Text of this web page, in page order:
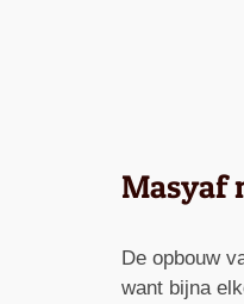
Masyaf
De opbouw
want bijna